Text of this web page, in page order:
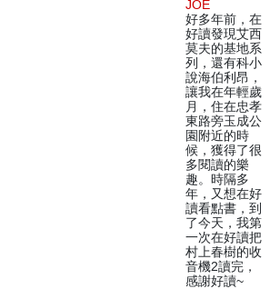
JOE
好多年前，在
好讀發現艾西
莫夫的基地系
列，還有科小
說海伯利昂，
讓我在年輕歲
月，住在忠孝
東路旁玉成公
園附近的時
候，獲得了很
多閱讀的樂
趣。時隔多
年，又想在好
讀看點書，到
了今天，我第
一次在好讀把
村上春樹的收
音機2讀完，
感謝好讀~